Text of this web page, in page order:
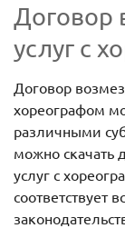
Договор
услуг с
Договор
хореографом
различными
можно скачать
услуг с
соответствует